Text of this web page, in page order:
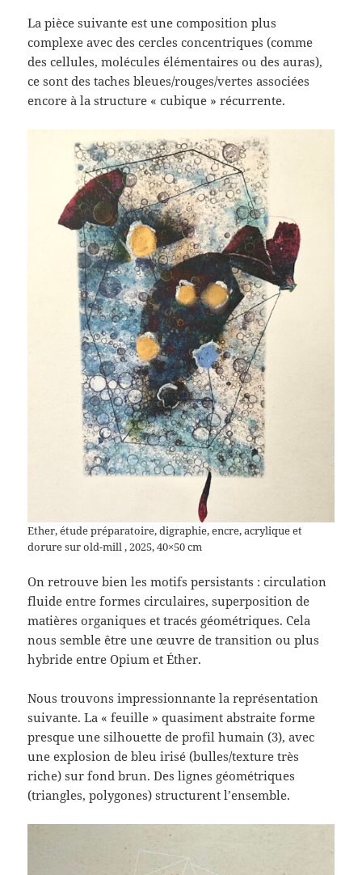
La pièce suivante est une composition plus
complexe avec des cercles concentriques (comme
des cellules, molécules élémentaires ou des auras),
ce sont des taches bleues/rouges/vertes associées
encore à la structure « cubique » récurrente.
Ether, étude préparatoire, digraphie, encre, acrylique et
dorure sur old-mill , 2025, 40×50 cm
On retrouve bien les motifs persistants : circulation
fluide entre formes circulaires, superposition de
matières organiques et tracés géométriques. Cela
nous semble être une œuvre de transition ou plus
hybride entre Opium et Éther.
Nous trouvons impressionnante la représentation
suivante. La « feuille » quasiment abstraite forme
presque une silhouette de profil humain (3), avec
une explosion de bleu irisé (bulles/texture très
riche) sur fond brun. Des lignes géométriques
(triangles, polygones) structurent l’ensemble.